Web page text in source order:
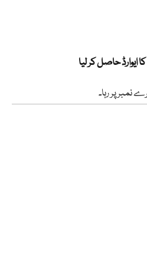
ایوارڈ حاصل کر لیا
نمبر پر رہا۔